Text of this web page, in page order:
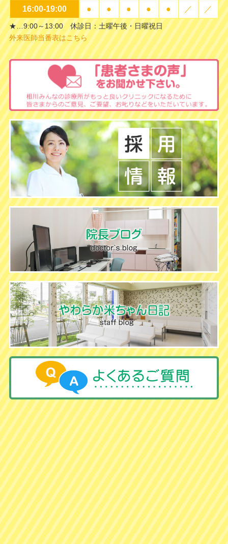
16:00-19:00 ● ● ● ● ● ／ ／
★…9:00～13:00 休診日：土曜午後・日曜祝日
外来医師当番表はこちら